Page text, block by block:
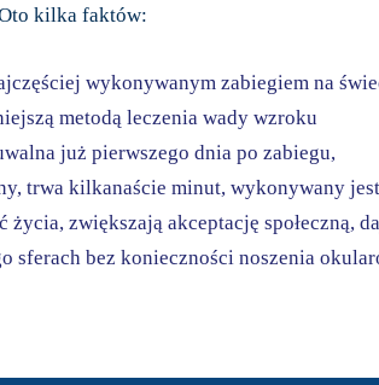
kilka faktów:
wykonywanym zabiegiem na
metodą leczenia wady wzroku
już pierwszego dnia po zabiegu,
trwa kilkanaście minut, wykonywany
życia, zwiększają akceptację
sferach bez konieczności noszenia